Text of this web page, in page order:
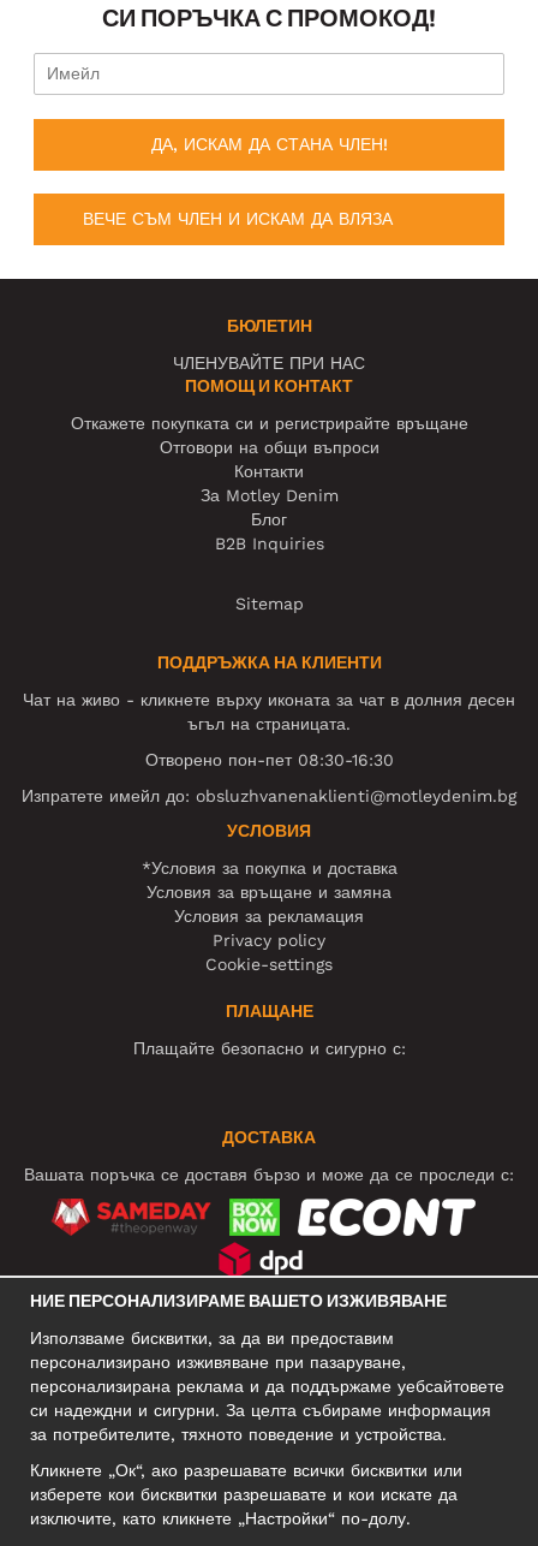
СИ ПОРЪЧКА С ПРОМОКОД!
ДА, ИСКАМ ДА СТАНА ЧЛЕН!
ВЕЧЕ СЪМ ЧЛЕН И ИСКАМ ДА ВЛЯЗА
БЮЛЕТИН
ЧЛЕНУВАЙТЕ ПРИ НАС
ПОМОЩ И КОНТАКТ
Откажете покупката си и регистрирайте връщане
Отговори на общи въпроси
Контакти
За Motley Denim
Блог
B2B Inquiries
Sitemap
ПОДДРЪЖКА НА КЛИЕНТИ
Чат на живо - кликнете върху иконата за чат в долния десен
ъгъл на страницата.
Отворено пон-пет 08:30-16:30
Изпратете имейл до: obsluzhvanenaklienti@motleydenim.bg
УСЛОВИЯ
*Условия за покупка и доставка
Условия за връщане и замяна
Условия за рекламация
Privacy policy
Cookie-settings
ПЛАЩАНЕ
Плащайте безопасно и сигурно с:
ДОСТАВКА
Вашата поръчка се доставя бързо и може да се проследи с:
БИЗНЕС АДРЕС
Narva mnt 5, EE-10117 Tallinn
Reg: 12356245
НИЕ ПЕРСОНАЛИЗИРАМЕ ВАШЕТО ИЗЖИВЯВАНЕ
Използваме бисквитки, за да ви предоставим
персонализирано изживяване при пазаруване,
персонализирана реклама и да поддържаме уебсайтовете
си надеждни и сигурни. За целта събираме информация
за потребителите, тяхното поведение и устройства.
Кликнете „Ок“, ако разрешавате всички бисквитки или
изберете кои бисквитки разрешавате и кои искате да
изключите, като кликнете „Настройки“ по-долу.